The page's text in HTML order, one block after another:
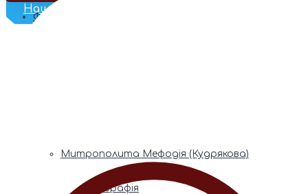
Наш Телеграм
Фонди пам’яті
Митрополита Мефодія (Кудрякова)
Біографія